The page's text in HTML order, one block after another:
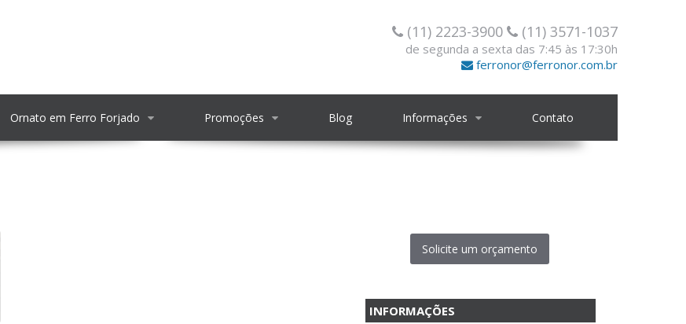
(11) 2223-3900 (11) 3571-1037
de segunda a sexta das 7:45 às 17:30h
ferronor@ferronor.com.br
Ornato em Ferro Forjado Promoções Blog Informações Contato
Solicite um orçamento
INFORMAÇÕES